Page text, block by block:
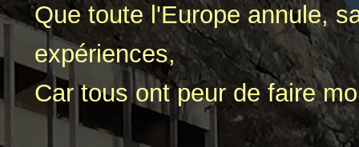
Que toute l'Europe annule,
expériences,
Car tous ont peur de faire